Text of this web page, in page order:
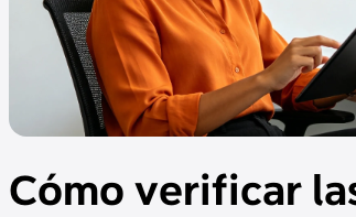
Cómo verificar